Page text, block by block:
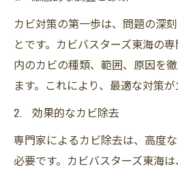
カビ対策の第一歩は、問題の深
とです。カビバスターズ東海の
内のカビの種類、範囲、原因を
ます。これにより、最適な対策が
2. 効果的なカビ除去
専門家によるカビ除去は、高度
必要です。カビバスターズ東海